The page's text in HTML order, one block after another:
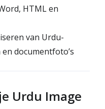
HTML en
van Urdu-
documentfoto’s
Urdu Image